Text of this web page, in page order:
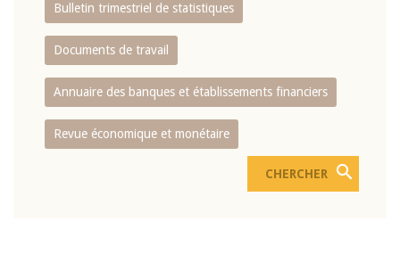
Bulletin trimestriel de statistiques
Documents de travail
Annuaire des banques et établissements financiers
Revue économique et monétaire